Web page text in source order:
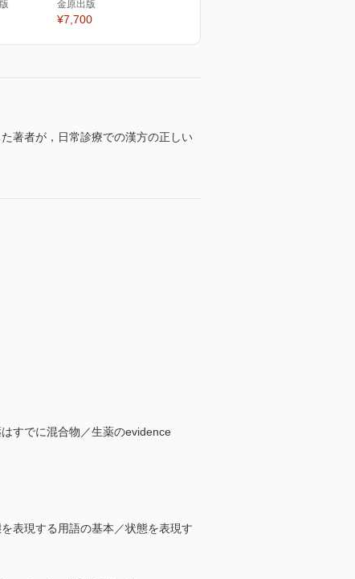
金原出版
¥7,700
著者が，日常診療での漢方の正しい
すでに混合物／生薬のevidence
表現する用語の基本／状態を表現す